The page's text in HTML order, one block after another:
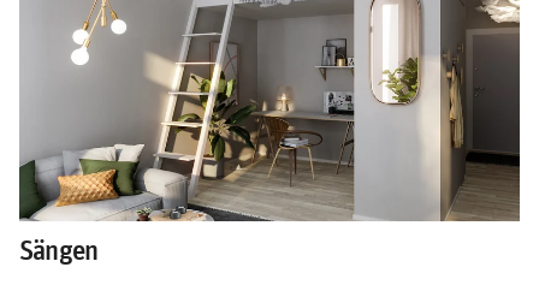
living
Att bo i compact living, eller ytsmart som det
också kallas, kräver en del fantasi och smarta och
flexibla lösningar.
Sängen